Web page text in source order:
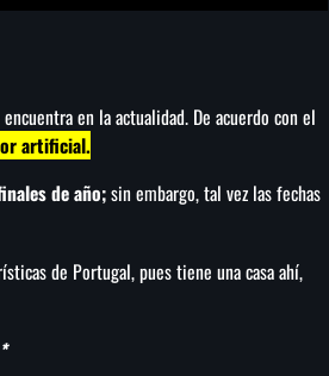
en la actualidad. De acuerdo con el
artificial.
de año;sin embargo, tal vez las fechas
de Portugal, pues tiene una casa ahí,